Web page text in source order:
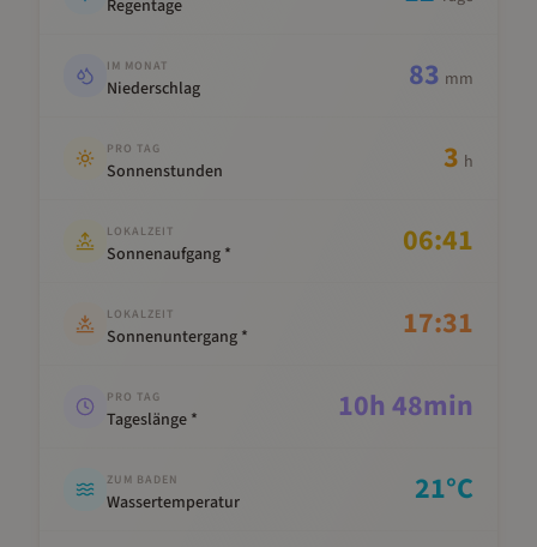
Regentage
IM MONAT
Niederschlag 83 mm
PRO TAG
Sonnenstunden 3 h
LOKALZEIT
Sonnenaufgang * 06:41
LOKALZEIT
Sonnenuntergang * 17:31
PRO TAG
Tageslänge * 10h 48min
ZUM BADEN
Wassertemperatur 21°C